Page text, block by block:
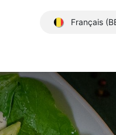
Français